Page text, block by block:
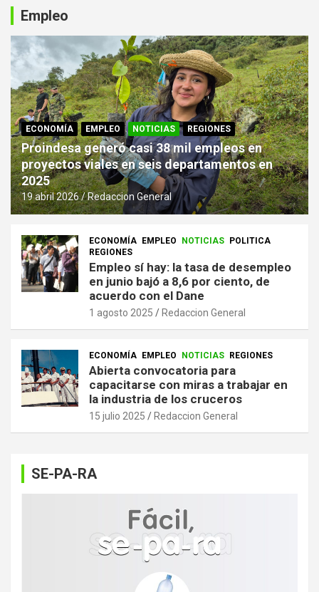
Empleo
ECONOMÍA EMPLEO NOTICIAS REGIONES
Proindesa generó casi 38 mil empleos en
proyectos viales en seis departamentos en
2025
19 abril 2026 Redaccion General
ECONOMÍA EMPLEO NOTICIAS POLITICA
REGIONES
Empleo sí hay: la tasa de desempleo
en junio bajó a 8,6 por ciento, de
acuerdo con el Dane
1 agosto 2025 Redaccion General
ECONOMÍA EMPLEO NOTICIAS REGIONES
Abierta convocatoria para
capacitarse con miras a trabajar en
la industria de los cruceros
15 julio 2025 Redaccion General
SE-PA-RA